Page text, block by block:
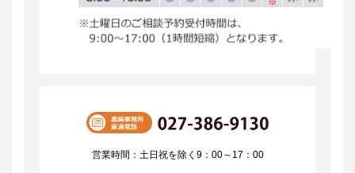
営業時間：土日祝を除く9：00～17：00